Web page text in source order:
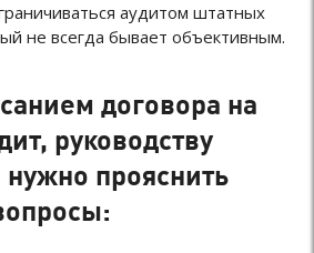
аудитом штатных
не всегда бывает объективным.
договора на
руководству
прояснить